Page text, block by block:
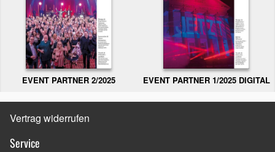
EVENT PARTNER 2/2025 EVENT PARTNER 1/2025 DIGITAL
Vertrag widerrufen
Service